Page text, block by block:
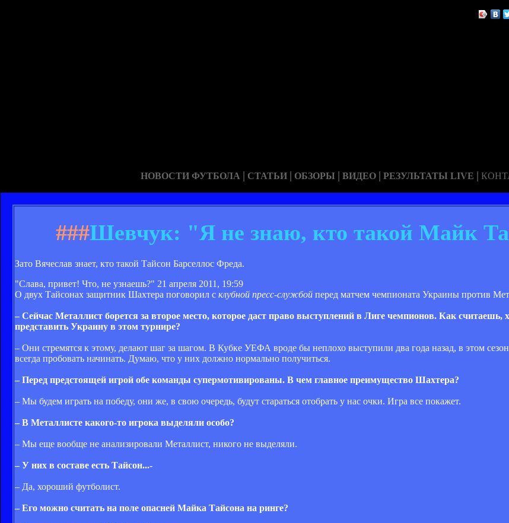
НОВОСТИ ФУТБОЛА | СТАТЬИ | ОБЗОРЫ | ВИДЕО | РЕЗУЛЬТАТЫ LIVE |
###Шевчук: "Я не знаю, кто такой Майк
Зато Вячеслав знает, кто такой Тайсон Барселлос Фреда.
"Слава, привет! Что, не узнаешь?" 21 апреля 2011, 19:59
О двух Тайсонах защитник Шахтера поговорил с клубной пресс-службой перед матчем чемпионата Украины против
– Сейчас Металлист борется за второе место, которое даст право выступлений в Лиге чемпионов. Как считаешь,
представить Украину в этом турнире?
– Они стремятся к этому, делают шаг за шагом. В Кубке УЕФА вроде бы неплохо выступили два года назад, в этом
всегда пробовать начинать. Думаю, что у них должно нормально получиться.
– Перед предстоящей игрой обе команды супермотивированы. В чем главное преимущество Шахтера?
– Мы будем играть на победу, они же, в свою очередь, будут стараться отобрать у нас очки. Игра все покажет.
– В Металлисте какого-то игрока выделяли особо?
– Мы еще вообще не анализировали Металлист, никого не выделяли.
– У них в составе есть Тайсон...-
– Да, хороший футболист.
– Его можно считать на поле опасней Майка Тайсона на ринге?